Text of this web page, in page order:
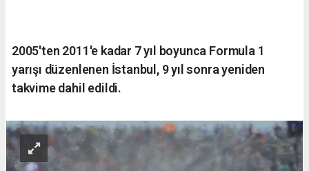
2005'ten 2011'e kadar 7 yıl boyunca Formula 1
yarışı düzenlenen İstanbul, 9 yıl sonra yeniden
takvime dahil edildi.